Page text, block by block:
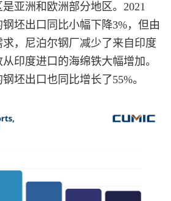
亚洲和欧洲部分地区。2021
坯出口同比小幅下降3%，但由
，尼泊尔钢厂减少了来自印度
印度进口的海绵铁大幅增加。
坯出口也同比增长了55%。